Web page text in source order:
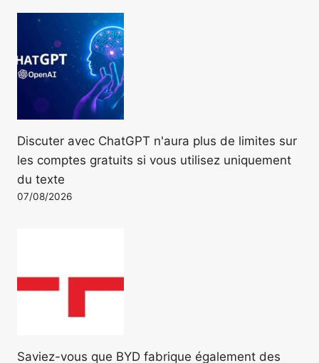
Discuter avec ChatGPT n'aura plus de limites sur
les comptes gratuits si vous utilisez uniquement
du texte
07/08/2026
Saviez-vous que BYD fabrique également des